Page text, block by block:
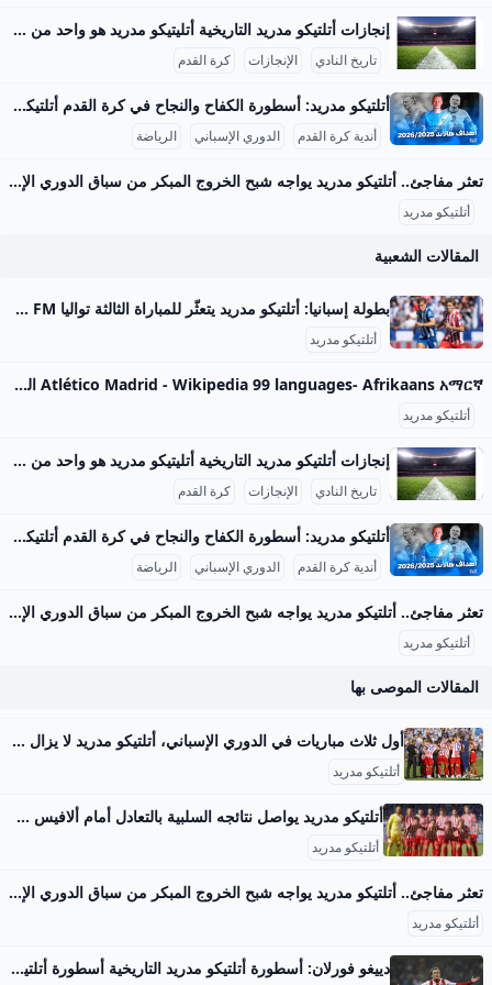
لتسجيل اختبارات القدرات حديقة
حيوان الجيزة تستقبل المواطنين
فى 2026.
إنجازات أتلتيكو مدريد التاريخية أتليتيكو مدريد هو واحد من أعرق أندية كرة القدم الإسبانية، وتاريخ النادي يمتد لأكثر من قرن من الزمان منذ تأسيسه في 26 أبريل 1903 على يد طلاب من الباسك في مدريد. بدأ النادي كفرع لأتلتيك بيلباو، ولكنه سرعان ما تطور ليصبح من أعظم وأشهر أندية كرة القدم في إسبانيا وأوروبا. عرف عن أتليتيكو مدريد تقديمه أسلوبًا حماسيًا وأداءً قوياً، مما أكسبه قاعدة جماهيرية ضخمة في مدريد وخارجها. في فترة الأربعينيات وحتى السبعينيات، دخل النادي فترة ذهبية تميزت بتحقيق العديد من الألقاب، حيث توج ببطولة الدوري الإسباني 11 مرة في مواسم متنوعة منها 1939-40، 1965-66، و2020-21، رغم المنافسة الشرسة مع ريال مدريد وبرشلونة، كما نال لقب كأس ملك إسبانيا 10 مرات بين عامي 1960 و2013، مواكبة لفترات مؤثرة من تاريخ النادي.
تاريخ النادي الإنجازات كرة القدم
أتلتيكو مدريد: أسطورة الكفاح والنجاح في كرة القدم أتلتيكو مدريد هو واحد من أعظم أندية كرة القدم في إسبانيا والعالم، تأسس في 26 أبريل 1903 على يد مجموعة من الطلاب الإسبان والمهاجرين من بيلباو. يمتلك النادي تاريخًا زاخرًا بالإنجازات، حيث توج بلقب الدوري الإسباني 11 مرة، وكان آخرها في موسم 2020-2021، مما جعله المنافس الأقوى بعد ريال مدريد وبرشلونة. إضافة إلى ذلك، فاز الفريق بكأس ملك إسبانيا 10 مرات، وكأس السوبر الإسباني 3 مرات. على الصعيد الأوروبي، يحظى أتلتيكو بتاريخ مميز باحترافه في دوري أبطال أوروبا، حيث وصل إلى النهائي ثلاث مرات (2014، 2016، 2020) وعاش جو تنافسي لا يُنسى أمام العملاق ريال مدريد.
أندية كرة القدم الدوري الإسباني الرياضة
تعثر مفاجئ.. أتلتيكو مدريد يواجه شبح الخروج المبكر من سباق الدوري الإسباني – جريدة مانشيت يعيش أتلتيكو مدريد بداية هي الأسوأ له في الدوري الإسباني منذ سنوات، بعدما جمع نقطتين فقط من أصل تسع ممكنة، ليجد الفريق نفسه في موقف حرج ويواجه ضغوطًا متزايدة اقرأ أيضًا:تحذير ناري.. المقاولون العرب يكشف عن أزمة تهدد استكمال الدوري هذا الموسم أسباب تراجع أداء أتلتيكو مدريد المتشابكة بحسب تقرير نشرته صحيفة “آس” الإسبانية، يعاني الفريق الإسباني من عدة أزمات متشابكة أدت إلى هذا التراجع الملحوظ. هذه المشاكل لا تقتصر على جانب واحد، بل تشمل جوانب فنية وتكتيكية ومعنوية، مما أثر بشكل كبير على هوية الفريق داخل الملعب.
أتلتيكو مدريد
المقالات الشعبية
بطولة إسبانيا: أتلتيكو مدريد يتعثّر للمباراة الثالثة تواليا Mosaique FM بطولة إسبانيا: أتلتيكو مدريد يتعثّر للمباراة الثالثة تواليا
أتلتيكو مدريد
Atlético Madrid - Wikipedia 99 languages- Afrikaans አማርኛ العربية Aragonés Asturianu Azərbaycanca تۆرکجه Basa Bali বাংলা Башҡортса Беларуская Бел
أتلتيكو مدريد
إنجازات أتلتيكو مدريد التاريخية أتليتيكو مدريد هو واحد من أعرق أندية كرة القدم الإسبانية، وتاريخ النادي يمتد لأكثر من قرن من الزمان منذ تأسيسه في 26 أبريل 1903 على يد طلاب من الباسك في مدريد. بدأ النادي كفرع لأتلتيك بيلباو، ولكنه سرعان ما تطور ليصبح من أعظم وأشهر أندية كرة القدم في إسبانيا وأوروبا. عرف عن أتليتيكو مدريد تقديمه أسلوبًا حماسيًا وأداءً قوياً، مما أكسبه قاعدة جماهيرية ضخمة في مدريد وخارجها. في فترة الأربعينيات وحتى السبعينيات، دخل النادي فترة ذهبية تميزت بتحقيق العديد من الألقاب، حيث توج ببطولة الدوري الإسباني 11 مرة في مواسم متنوعة منها 1939-40، 1965-66، و2020-21، رغم المنافسة الشرسة مع ريال مدريد وبرشلونة، كما نال لقب كأس ملك إسبانيا 10 مرات بين عامي 1960 و2013، مواكبة لفترات مؤثرة من تاريخ النادي.
تاريخ النادي الإنجازات كرة القدم
أتلتيكو مدريد: أسطورة الكفاح والنجاح في كرة القدم أتلتيكو مدريد هو واحد من أعظم أندية كرة القدم في إسبانيا والعالم، تأسس في 26 أبريل 1903 على يد مجموعة من الطلاب الإسبان والمهاجرين من بيلباو. يمتلك النادي تاريخًا زاخرًا بالإنجازات، حيث توج بلقب الدوري الإسباني 11 مرة، وكان آخرها في موسم 2020-2021، مما جعله المنافس الأقوى بعد ريال مدريد وبرشلونة. إضافة إلى ذلك، فاز الفريق بكأس ملك إسبانيا 10 مرات، وكأس السوبر الإسباني 3 مرات. على الصعيد الأوروبي، يحظى أتلتيكو بتاريخ مميز باحترافه في دوري أبطال أوروبا، حيث وصل إلى النهائي ثلاث مرات (2014، 2016، 2020) وعاش جو تنافسي لا يُنسى أمام العملاق ريال مدريد.
أندية كرة القدم الدوري الإسباني الرياضة
تعثر مفاجئ.. أتلتيكو مدريد يواجه شبح الخروج المبكر من سباق الدوري الإسباني – جريدة مانشيت يعيش أتلتيكو مدريد بداية هي الأسوأ له في الدوري الإسباني منذ سنوات، بعدما جمع نقطتين فقط من أصل تسع ممكنة، ليجد الفريق نفسه في موقف حرج ويواجه ضغوطًا متزايدة اقرأ أيضًا:تحذير ناري.. المقاولون العرب يكشف عن أزمة تهدد استكمال الدوري هذا الموسم أسباب تراجع أداء أتلتيكو مدريد المتشابكة بحسب تقرير نشرته صحيفة “آس” الإسبانية، يعاني الفريق الإسباني من عدة أزمات متشابكة أدت إلى هذا التراجع الملحوظ. هذه المشاكل لا تقتصر على جانب واحد، بل تشمل جوانب فنية وتكتيكية ومعنوية، مما أثر بشكل كبير على هوية الفريق داخل الملعب.
أتلتيكو مدريد
المقالات الموصى بها
أول ثلاث مباريات في الدوري الإسباني، أتلتيكو مدريد لا يزال بلا فوز - جازيتا إكسبريس أتلتيكو مدريد لا يزال بلا فوز في مبارياته الثلاث الأولى في الدوري الإسباني Shqipëriمقدونيانيست.كومبصمة قصيرة وألبانية كرة القدمكرة السلةرياضات أخرى فنموسيقىالنجوميةالتلفزيون/الأفلامأوتوتكمرحالسبت Shqipëriمقدونيانيست.كومبصمة قصيرة وألبانية كرة القدمكرة السلةرياضات أخرى فنموسيقىالنجوميةالتلفزيون/الأفلامأوتوتكمرحالسبت غازيتا اكسبريس 30/08/2025 19:13 كرة القدم غازيتا اكسبريس 30/08/2025 19:13 غازيتا اكسبريس 30/08/2025 19:13لم تكن بداية موسم 2025/26 من الدوري الإسباني جيدة بالنسبة لأتلتيكو مدريد. ولم يحقق الفريق بقيادة دييغو سيميوني أي فوز في مبارياته الثلاث الأولى، حيث تعادل في اثنتين وخسر المباراة الأولى في الموسم.
أتلتيكو مدريد
أتلتيكو مدريد يواصل نتائجه السلبية بالتعادل أمام ألافيس في الدوري الإسباني - اليوم السابع واصل فريق أتلتيكو مدريد نتائجه السلبية هذا الموسم، بالسقوط في فخ التعادل أمام ألافيس 1-1، في المباراة التي جمعت الفريقين مساء السبت على ملعب مينديزوروزا.. أتلتيكو مدريد يواصل نتائجه السلبية بالتعادل أمام ألافيس في الدوري الإسباني السبت، 30 أغسطس 2025 08:13 م ألافيس ضد أتلتيكو مدريد ألافيس أتلتيكو مدريد الدوري الاسباني alavés vs atlético madrid دراسة: تفويت وجبة الإفطار يرفع ضغط الدم ويؤثر على صحة القلب تنسيق الدبلومات الفنية.. اليوم غلق موقع التنسيق لتسجيل اختبارات القدرات حديقة حيوان الجيزة تستقبل المواطنين فى 2026.
أتلتيكو مدريد
تعثر مفاجئ.. أتلتيكو مدريد يواجه شبح الخروج المبكر من سباق الدوري الإسباني – جريدة مانشيت يعيش أتلتيكو مدريد بداية هي الأسوأ له في الدوري الإسباني منذ سنوات، بعدما جمع نقطتين فقط من أصل تسع ممكنة، ليجد الفريق نفسه في موقف حرج ويواجه ضغوطًا متزايدة اقرأ أيضًا:تحذير ناري.. المقاولون العرب يكشف عن أزمة تهدد استكمال الدوري هذا الموسم أسباب تراجع أداء أتلتيكو مدريد المتشابكة بحسب تقرير نشرته صحيفة “آس” الإسبانية، يعاني الفريق الإسباني من عدة أزمات متشابكة أدت إلى هذا التراجع الملحوظ. هذه المشاكل لا تقتصر على جانب واحد، بل تشمل جوانب فنية وتكتيكية ومعنوية، مما أثر بشكل كبير على هوية الفريق داخل الملعب.
أتلتيكو مدريد
دييغو فورلان: أسطورة أتلتيكو مدريد التاريخية أسطورة أتلتيكو مدريد دييغو فورلان هي واحدة من أشهر نجوم الكرة في تاريخ النادي، إذ انتقل إلى الفريق في عام 2007 قادمًا من فياريال ليمثل بداية فصل مميز في مسيرة النادي. فورلان كان معروفًا بمهاراته التهديفية المميزة، التي ساعدت أتلتيكو على استعادة مكانته في الدوري الإسباني. في موسمه الأول، تمكن من تسجيل 23 هدفًا، مؤسسًا مع سيرخيو أجويرو ثنائيًا هجوميًا فعالًا. موسم 2008-2009 كان الأكثر تميزًا له بعد أن أحرز 32 هدفًا في 33 مباراة، مما جعله يتوج بجائزة بيتشيشي كهداف الليغا للمرة الثانية، إضافة إلى الحذاء الذهبي الأوروبي، مع تسجيله أهدافًا حاسمة ضد فرق كبرى مثل برشلونة وفياريال فالنسيا، وهو قياس واضح على تأثيره الكبير على الفريق وأدائه المتفرد.